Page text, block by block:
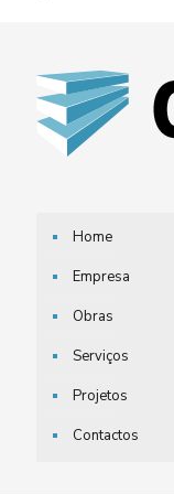
Home
Empresa
Obras
Serviços
Projetos
Contactos